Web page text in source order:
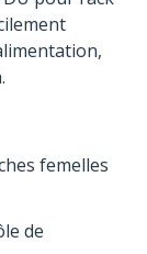
femelles
de